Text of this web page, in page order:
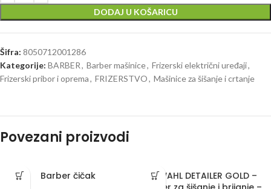
DODAJ U KOŠARICU
Šifra: 8050712001286
Kategorije: BARBER, Barber mašinice, Frizerski električni uređaji,
Frizerski pribor i oprema, FRIZERSTVO, Mašinice za šišanje i crtanje
Povezani proizvodi
Barber čičak
C WAHL DETAILER GOLD –